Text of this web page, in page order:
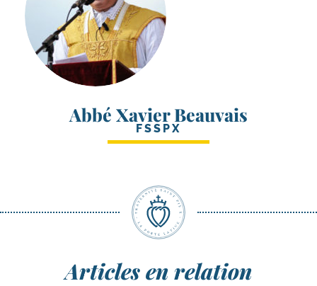
Abbé Xavier Beauvais
FSSPX
Articles en relation